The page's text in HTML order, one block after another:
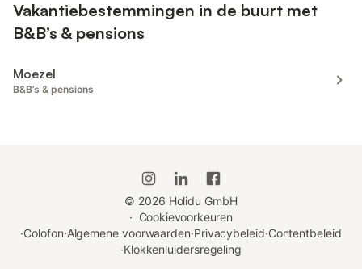
Vakantiebestemmingen in de buurt met
B&B’s & pensions
Moezel
B&B’s & pensions
© 2026 Holidu GmbH
· Cookievoorkeuren
·Colofon·Algemene voorwaarden·Privacybeleid·Contentbeleid
·Klokkenluidersregeling